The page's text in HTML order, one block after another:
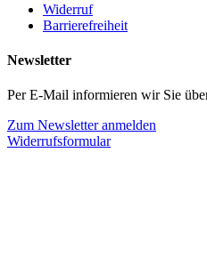
Widerruf
Barrierefreiheit
Newsletter
Per E-Mail informieren wir Sie
Zum Newsletter anmelden
Widerrufsformular